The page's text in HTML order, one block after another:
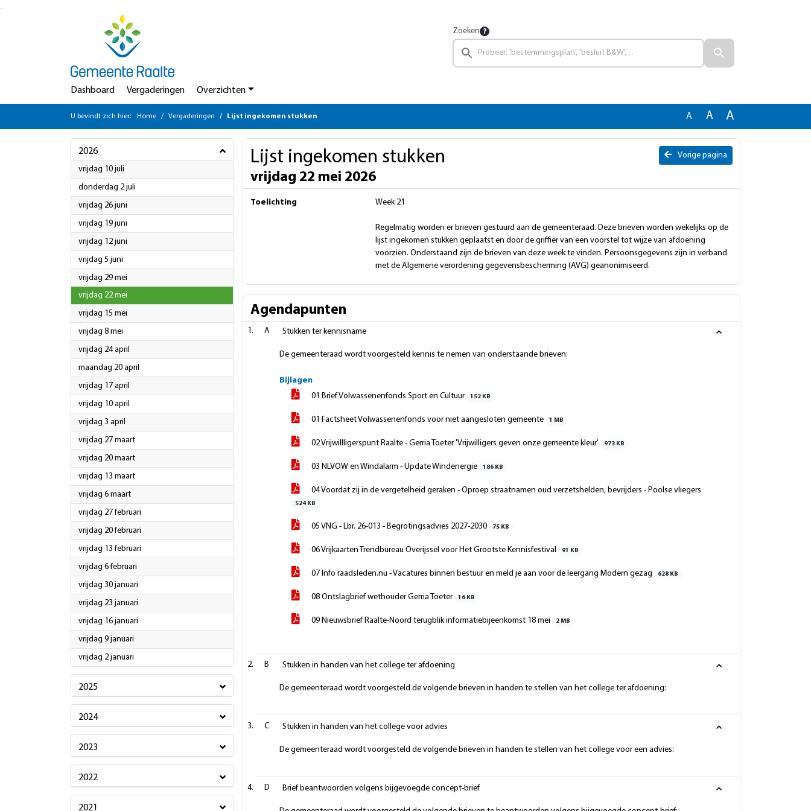
Ga naar de inhoud van deze pagina
Zoeken
Dashboard Vergaderingen Overzichten
U bevindt zich hier: Home Vergaderingen Lijst ingekomen stukken A A A
2026
vrijdag 10 juli
donderdag 2 juli
vrijdag 26 juni
vrijdag 19 juni
vrijdag 12 juni
vrijdag 5 juni
vrijdag 29 mei
vrijdag 22 mei
vrijdag 15 mei
vrijdag 8 mei
vrijdag 24 april
maandag 20 april
vrijdag 17 april
vrijdag 10 april
vrijdag 3 april
vrijdag 27 maart2026
vrijdag 20 maart2026
vrijdag 13 maart2026
vrijdag 6 maart2026
vrijdag 27 februari
vrijdag 20 februari
vrijdag 13 februari
vrijdag 6 februari
vrijdag 30 januari
vrijdag 23 januari
vrijdag 16 januari
vrijdag 9 januari
vrijdag 2 januari
2025
2024
2023
2022
2021
Vorige pagina
Lijst ingekomen stukken
vrijdag 22 mei 2026
Toelichting Week 21
Regelmatig worden er brieven gestuurd aan de gemeenteraad. Deze brieven worden wekelijks op de
lijst ingekomen stukken geplaatst en door de griffier van een voorstel tot wijze van afdoening
voorzien. Onderstaand zijn de brieven van deze week te vinden. Persoonsgegevens zijn in verband
met de Algemene verordening gegevensbescherming (AVG) geanonimiseerd.
Agendapunten
A Stukken ter kennisname
De gemeenteraad wordt voorgesteld kennis te nemen van onderstaande brieven:
Bijlagen
01 Brief Volwassenenfonds Sport en Cultuur
152 KB
01 Factsheet Volwassenenfonds voor niet aangesloten gemeente 1 MB
02 Vrijwillligerspunt Raalte - Gerria Toeter 'Vrijwilligers geven onze gemeente kleur' 973 KB
03 NLVOW en Windalarm - Update Windenergie 186 KB
04 Voordat zij in de vergetelheid geraken - Oproep straatnamen oud verzetshelden, bevrijders - Poolse vliegers
524 KB
05 VNG - Lbr. 26-013 - Begrotingsadvies 2027-2030 75 KB
06 Vrijkaarten Trendbureau Overijssel voor Het Grootste Kennisfestival 91 KB
07 Info raadsleden.nu - Vacatures binnen bestuur en meld je aan voor de leergang Modern gezag 628 KB
08 Ontslagbrief wethouder Gerria Toeter 16 KB
09 Nieuwsbrief Raalte-Noord terugblik informatiebijeenkomst 18 mei 2 MB
B Stukken in handen van het college ter afdoening
De gemeenteraad wordt voorgesteld de volgende brieven in handen te stellen van het college ter afdoening:
C Stukken in handen van het college voor advies
De gemeenteraad wordt voorgesteld de volgende brieven in handen te stellen van het college voor een advies:
D Brief beantwoorden volgens bijgevoegde concept-brief